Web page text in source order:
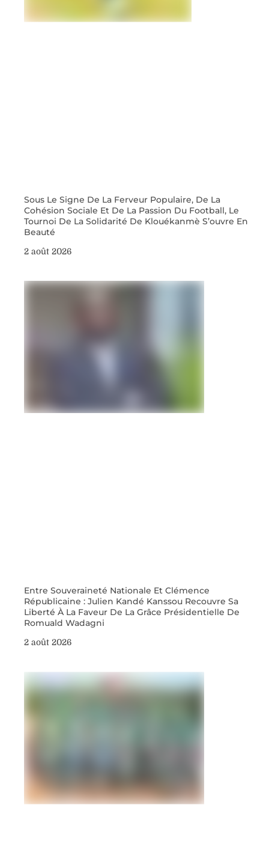
Sous Le Signe De La Ferveur Populaire, De La
Cohésion Sociale Et De La Passion Du Football, Le
Tournoi De La Solidarité De Klouékanmè S’ouvre En
Beauté
2 août 2026
Entre Souveraineté Nationale Et Clémence
Républicaine : Julien Kandé Kanssou Recouvre Sa
Liberté À La Faveur De La Grâce Présidentielle De
Romuald Wadagni
2 août 2026